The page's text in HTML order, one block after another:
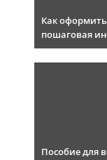
Как оформить
пошаговая
Пособие для